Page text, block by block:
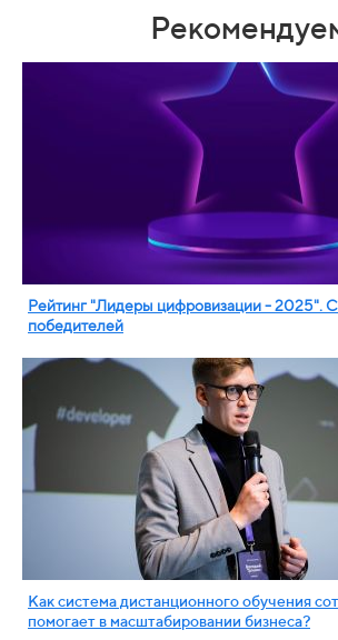
Рейтинг "Лидеры цифровизации - 2025".
победителей
Как система дистанционного обучения
помогает в масштабировании бизнеса?